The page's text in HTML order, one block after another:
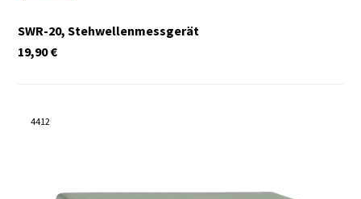
SWR-20, Stehwellenmessgerät
€
19,90
4412